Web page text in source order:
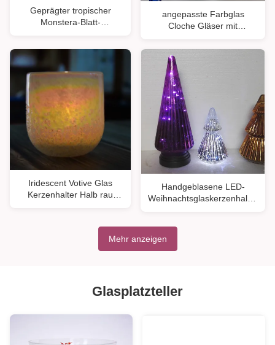
Geprägter tropischer
Monstera-Blatt-
aus bleifreiem Kristallglas
angepasste Farbglas
Cloche Gläser mit
für Kerzenwachs
Iridescent Votive Glas
Kerzenhalter Halb rau
Handgeblasene LED-
Weihnachtsglaskerzenhalter
Mehr anzeigen
Glasplatzteller